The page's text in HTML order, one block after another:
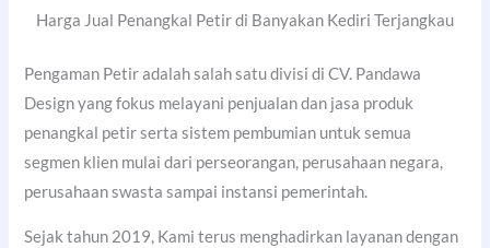
Harga Jual Penangkal Petir di Banyakan Kediri Terjangkau
Pengaman Petir adalah salah satu divisi di CV. Pandawa
Design yang fokus melayani penjualan dan jasa produk
penangkal petir serta sistem pembumian untuk semua
segmen klien mulai dari perseorangan, perusahaan negara,
perusahaan swasta sampai instansi pemerintah.
Sejak tahun 2019, Kami terus menghadirkan layanan dengan